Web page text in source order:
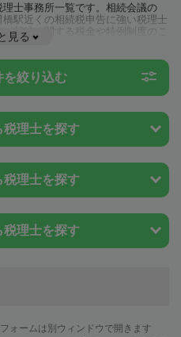
士事務所一覧です。相続会議の
橋駅近くの相続税申告に強い税理士
相続に関する税金や特例制度のこ
しょう。
見る
を絞り込む
税理士を探す
税理士を探す
税理士を探す
ォームは別ウィンドウで開きます